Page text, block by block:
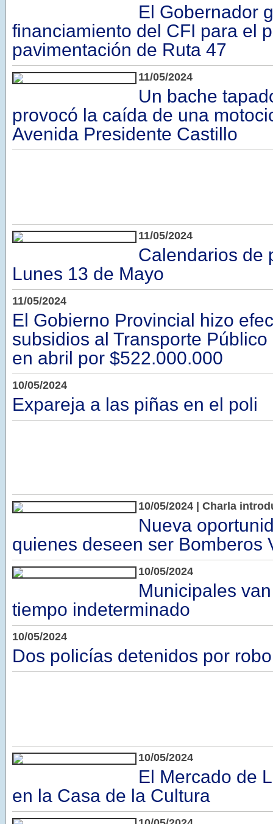
El Gobernador
financiamiento del CFI para el
pavimentación de Ruta 47
11/05/2024
Un bache
provocó la caída de una
Avenida Presidente Castillo
11/05/2024
Calendarios de
Lunes 13 de Mayo
11/05/2024
El Gobierno Provincial hizo
subsidios al Transporte
en abril por $522.000.000
10/05/2024
Expareja a las piñas en el poli
10/05/2024 | Charla
Nueva
quienes deseen ser Bomberos
10/05/2024
Municipales
tiempo indeterminado
10/05/2024
Dos policías detenidos por robo
10/05/2024
El Mercado de
en la Casa de la Cultura